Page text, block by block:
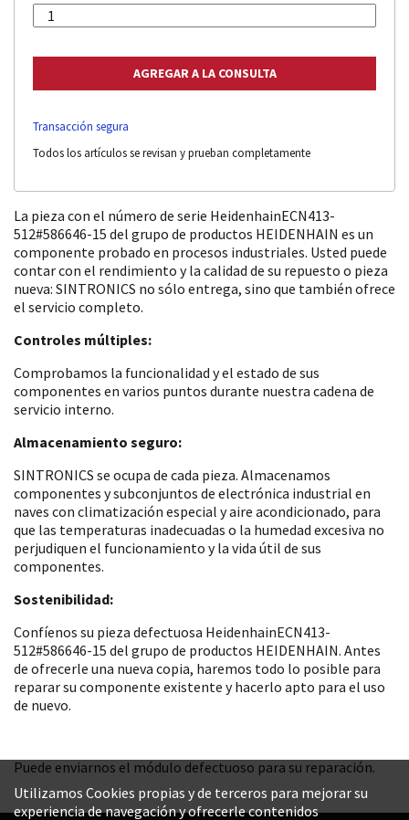
Transacción segura
Todos los artículos se revisan y prueban completamente
La pieza con el número de serie HeidenhainECN413-
512#586646-15 del grupo de productos HEIDENHAIN es un
componente probado en procesos industriales. Usted puede
contar con el rendimiento y la calidad de su repuesto o pieza
nueva: SINTRONICS no sólo entrega, sino que también ofrece
el servicio completo.
Controles múltiples:
Comprobamos la funcionalidad y el estado de sus
componentes en varios puntos durante nuestra cadena de
servicio interno.
Almacenamiento seguro:
SINTRONICS se ocupa de cada pieza. Almacenamos
componentes y subconjuntos de electrónica industrial en
naves con climatización especial y aire acondicionado, para
que las temperaturas inadecuadas o la humedad excesiva no
perjudiquen el funcionamiento y la vida útil de sus
componentes.
Sostenibilidad:
Confíenos su pieza defectuosa HeidenhainECN413-
512#586646-15 del grupo de productos HEIDENHAIN. Antes
de ofrecerle una nueva copia, haremos todo lo posible para
reparar su componente existente y hacerlo apto para el uso
de nuevo.
Puede enviarnos el módulo defectuoso para su reparación.
Utilizamos Cookies propias y de terceros para mejorar su
experiencia de navegación y ofrecerle contenidos